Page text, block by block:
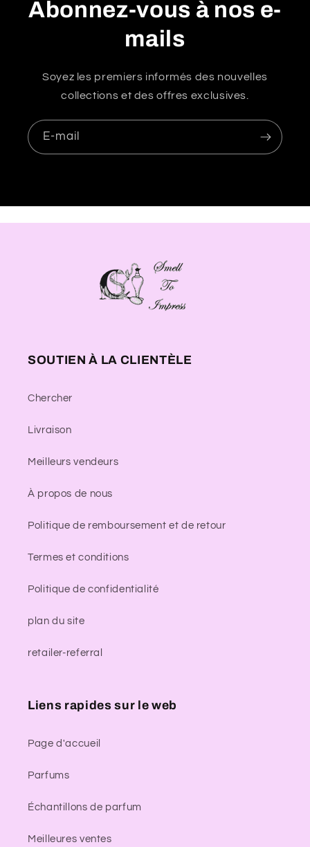
Abonnez-vous à nos e-
mails
Soyez les premiers informés des nouvelles
collections et des offres exclusives.
E-mail
SOUTIEN À LA CLIENTÈLE
Chercher
Livraison
Meilleurs vendeurs
À propos de nous
Politique de remboursement et de retour
Termes et conditions
Politique de confidentialité
plan du site
retailer-referral
Liens rapides sur le web
Page d'accueil
Parfums
Échantillons de parfum
Meilleures ventes